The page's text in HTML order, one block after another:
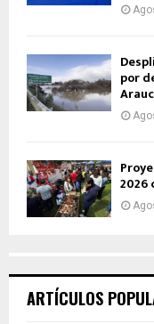
por
2026
ARTÍCULOS